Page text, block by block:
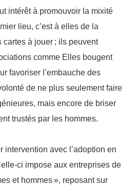
intérêt à promouvoir la mixité
lieu, c’est à elles de la
cartes à jouer ; ils peuvent
comme Elles bougent
favoriser l’embauche des
de ne plus seulement faire
mais encore de briser
trustés par les hommes.
intervention avec l’adoption en
ci impose aux entreprises de
et hommes», reposant sur